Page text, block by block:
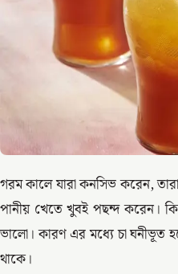
গরম কালে যারা কনসিভ করেন,
পানীয় খেতে খুবই পছন্দ করেন।
ভালো। কারণ এর মধ্যে চা ঘনীভূত
থাকে।